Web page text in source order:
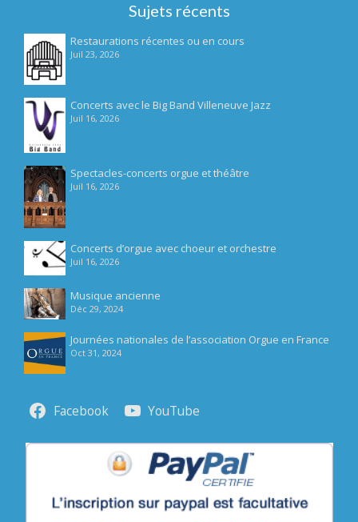
Sujets récents
Restaurations récentes ou en cours
Juil 23, 2026
Concerts avec le Big Band Villeneuve Jazz
Juil 16, 2026
Spectacles-concerts orgue et théâtre
Juil 16, 2026
Concerts d’orgue avec choeur et orchestre
Juil 16, 2026
Musique ancienne
Déc 29, 2024
Journées nationales de l’association Orgue en France
Oct 31, 2024
Facebook YouTube